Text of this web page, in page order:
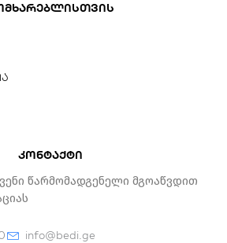
კონტაქტი
Წარმომადგენელი Მგოაწვდით
info@bedi.ge